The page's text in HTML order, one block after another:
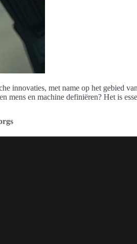
innovaties, met name op het gebied
mens en machine definiëren? Het is